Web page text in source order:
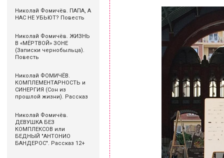
Николай Фомичёв. ПАПА, А
НАС НЕ УБЬЮТ? Повесть
Николай Фомичёв. ЖИЗНЬ
В «МЁРТВОЙ» ЗОНЕ
(Записки чернобыльца).
Повесть
Николай ФОМИЧЁВ.
КОМПЛЕМЕНТАРНОСТЬ и
СИНЕРГИЯ (Сон из
прошлой жизни). Рассказ
Николай Фомичёв.
ДЕВУШКА БЕЗ
КОМПЛЕКСОВ или
БЕДНЫЙ "АНТОНИО
БАНДЕРОС". Рассказ 12+